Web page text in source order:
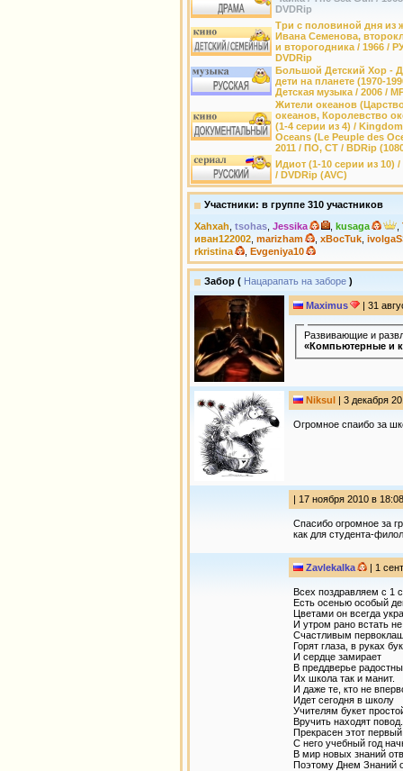
DVDRip
Три с половиной дня из
Ивана Семенова,
и второгодника / 1966 /
DVDRip
Большой Детский Хор -
дети на планете (1970-
Детская музыка / 2006 /
Жители океанов
океанов, Королевство
(1-4 серии из 4) /
Oceans (Le Peuple des
2011 / ПО, СТ / BDRip
Идиот (1-10 серии из 10) /
/ DVDRip (AVC)
Участники: в группе 310 участников
Xahxah tsohas Jеssikа kusaga
иван122002 marizham xBocTuk
rkristina
Evgeniya10
Забор ( Нацарапать на заборе )
Мaximus | 31
Развивающие и
«Компьютерные и
Niksul | 3 декабря
Огромное спаибо за
| 17 ноября 2010 в 18:08
Спасибо огромное за
как для студента-
Zavlekalka | 1
Всех поздравляем с 1
Есть осенью особый
Цветами он всегда
И утром рано встать
Счастливым
Горят глаза, в руках
И сердце замирает
В преддверье
Их школа так и манит.
И даже те, кто не
Идет сегодня в школу
Учителям букет
Вручить находят повод.
Прекрасен этот
С него учебный год
В мир новых знаний
Поэтому Днем Знаний